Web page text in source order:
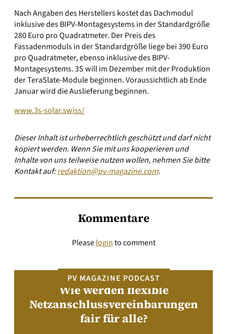
Nach Angaben des Herstellers kostet das Dachmodul
inklusive des BIPV-Montagesystems in der Standardgröße
280 Euro pro Quadratmeter. Der Preis des
Fassadenmoduls in der Standardgröße liege bei 390 Euro
pro Quadratmeter, ebenso inklusive des BIPV-
Montagesystems. 3S will im Dezember mit der Produktion
der TeraSlate-Module beginnen. Voraussichtlich ab Ende
Januar wird die Auslieferung beginnen.
www.3s-solar.swiss/
Dieser Inhalt ist urheberrechtlich geschützt und darf nicht
kopiert werden. Wenn Sie mit uns kooperieren und
Inhalte von uns teilweise nutzen wollen, nehmen Sie bitte
Kontakt auf:redaktion@pv-magazine.com.
Kommentare
Pleaseloginto comment
PV MAGAZINE PODCAST
Wie werden flexible
Netzanschlussvereinbarungen
fair für alle?